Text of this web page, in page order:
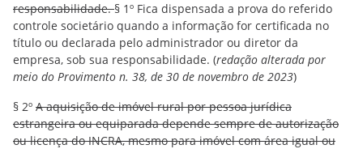
responsabilidade.§ 1º Fica dispensada a prova do referido
controle societário quando a informação for certificada no
título ou declarada pelo administrador ou diretor da
empresa, sob sua responsabilidade. (redação alterada por
meio do Provimento n. 38, de 30 de novembro de 2023)
§ 2º A aquisição de imóvel rural por pessoa jurídica
estrangeira ou equiparada depende sempre de autorização
ou licença do INCRA, mesmo para imóvel com área igual ou